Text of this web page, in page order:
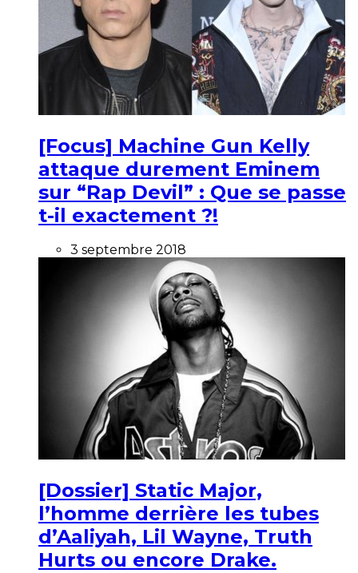
[Focus] Machine Gun Kelly
attaque durement Eminem
sur “Rap Devil” : Que se passe
t-il exactement ?!
3 septembre 2018
[Dossier] Static Major,
l’homme derrière les tubes
d’Aaliyah, Lil Wayne, Truth
Hurts ou encore Drake.